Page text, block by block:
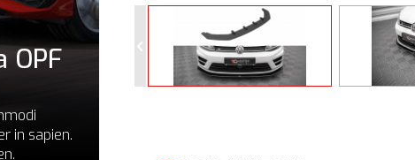
OPF
in sapien.